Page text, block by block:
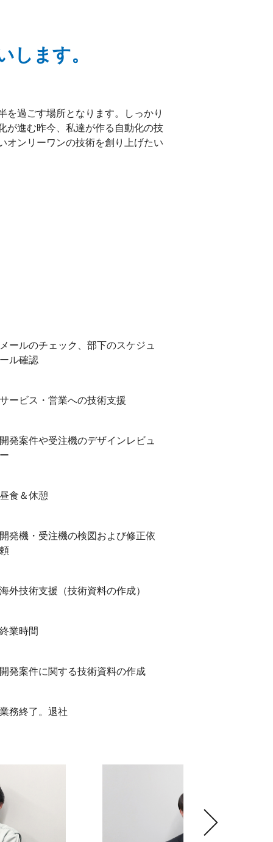
します。
過ごす場所となります。しっかり
が進む昨今、私達が作る自動化の技
オンリーワンの技術を創り上げたい
メールのチェック、部下のスケジュ
ール確認
サービス・営業への技術支援
開発案件や受注機のデザインレビュ
ー
昼食＆休憩
開発機・受注機の検図および修正依
頼
海外技術支援（技術資料の作成）
終業時間
開発案件に関する技術資料の作成
業務終了。退社